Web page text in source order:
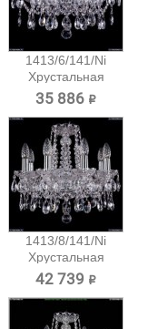
1413/6/141/Ni
Хрустальная
подвесная...
35 886 ₽
1413/8/141/Ni
Хрустальная
подвесная...
42 739 ₽